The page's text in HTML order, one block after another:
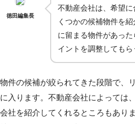
徳田編集長
不動産会社は、希望
くつかの候補物件を
に留まる物件があっ
イントを調整してもら
物件の候補が絞られてきた段階で、
に入ります。不動産会社によっては
会社を紹介してくれるところもあり